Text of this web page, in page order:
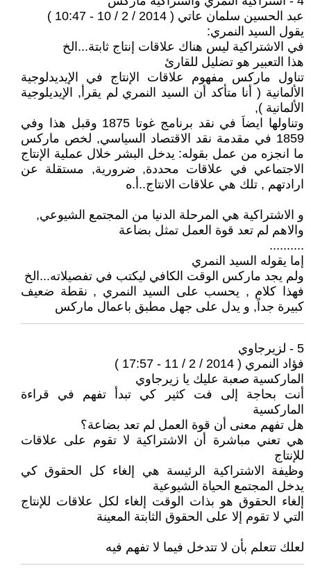
عبد الحسين سلمان عاتي ( 2014 / 2 / 10 - 10:47 )
يقول السيد النمري:
في الاشتراكية ليس هناك علاقات إنتاج ثابتة...الخ
هذا التعبير هو تضليل للقارئ
تناول ماركس مفهوم علاقات الإنتاج في الإيديدلوجية
الألمانية ( أنا متأكد أن السيد النمري لم يقرأ, الإيديلوجية
الألمانية ),
وتناولها ايضاَ في نقد برنامج غوتا 1875 وقبل هذا وفي
1859 في مقدمة نقد الاقتصاد السياسي, لخص ماركس
ما انجزه من عمل بقوله: يدخل البشر خلال عملية الإنتاج
الاجتماعي في علاقات محددة, ضرورية, مستقلة عن
ارادتهم , تلك هي علاقات الانتاج..أ.ه
و الاشتراكية هي المرحلة الدنيا من المجتمع الشيوعي,
والاهم لم تعد قوة العمل تمثل بضاعة
..........
إما يقوله السيد النمري
ولم يجد ماركس الوقت الكافي ليكتب في تفصيلاته...الخ
فهذا كلام , يحسب على السيد النمري , نقطة ضعيف
كبيرة جداً, و يدل على جهل مطبق باعمال ماركس
5 - لزيرجاوي
فؤاد النمري ( 2014 / 2 / 11 - 17:57 )
الماركسية صعبة عليك يا زيرجاوي
أنت بحاجة إلى فت كثير كي تبدأ تفهم في قراءة
الماركسية
هل تفهم معنى أن قوة العمل لم تعد بضاعة؟
هي تعني مباشرة أن الاشتراكية لا تقوم على علاقات
للإنتاج
وظيفة الاشتراكية الرئيسة هي إلغاء كل الحقوق كي
يدخل المجتمع الحياة الشيوعية
إلغاء الحقوق هو بذات الوقت إلغاء لكل علاقات للإنتاج
التي لا تقوم إلا على الحقوق الثابتة المعينة
لعلك تتعلم بأن لا تتدخل فيما لا تفهم فيه